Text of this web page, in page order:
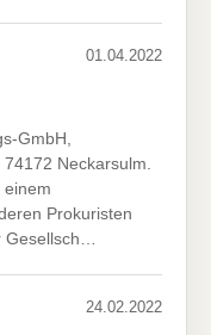
01.04.2022
GmbH,
Neckarsulm.
Prokuristen
24.02.2022